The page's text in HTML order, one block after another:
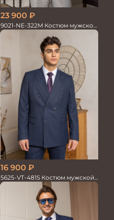
23 900 ₽
9021-NE-322M Костюм мужской
двойка хлопок, лен
16 900 ₽
5625-VT-481S Костюм мужской
двойка